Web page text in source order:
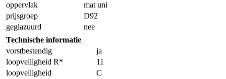
oppervlak
mat uni
prijsgroep
D92
geglazuurd
nee
Technische informatie
vorstbestendig
ja
loopveiligheid R*
11
loopveiligheid
C